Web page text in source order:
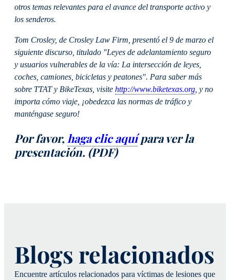
otros temas relevantes para el avance del transporte activo y
los senderos.
Tom Crosley, de Crosley Law Firm, presentó el 9 de marzo el
siguiente discurso, titulado "Leyes de adelantamiento seguro
y usuarios vulnerables de la vía: La intersección de leyes,
coches, camiones, bicicletas y peatones". Para saber más
sobre TTAT y BikeTexas, visite http://www.biketexas.org, y no
importa cómo viaje, ¡obedezca las normas de tráfico y
manténgase seguro!
Por favor,haga clic aquípara ver la
presentación. (PDF)
Blogs relacionados
Encuentre artículos relacionados para víctimas de lesiones que